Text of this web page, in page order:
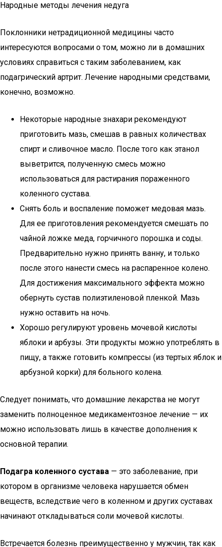
Народные методы лечения недуга
Поклонники нетрадиционной медицины часто
интересуются вопросами о том, можно ли в домашних
условиях справиться с таким заболеванием, как
подагрический артрит. Лечение народными средствами,
конечно, возможно.
Некоторые народные знахари рекомендуют
приготовить мазь, смешав в равных количествах
спирт и сливочное масло. После того как этанол
выветрится, полученную смесь можно
использоваться для растирания пораженного
коленного сустава.
Снять боль и воспаление поможет медовая мазь.
Для ее приготовления рекомендуется смешать по
чайной ложке меда, горчичного порошка и соды.
Предварительно нужно принять ванну, и только
после этого нанести смесь на распаренное колено.
Для достижения максимального эффекта можно
обернуть сустав полиэтиленовой пленкой. Мазь
нужно оставить на ночь.
Хорошо регулируют уровень мочевой кислоты
яблоки и арбузы. Эти продукты можно употреблять в
пищу, а также готовить компрессы (из тертых яблок и
арбузной корки) для больного колена.
Следует понимать, что домашние лекарства не могут
заменить полноценное медикаментозное лечение — их
можно использовать лишь в качестве дополнения к
основной терапии.
Подагра коленного сустава — это заболевание, при
котором в организме человека нарушается обмен
веществ, вследствие чего в коленном и других суставах
начинают откладываться соли мочевой кислоты.
Встречается болезнь преимущественно у мужчин, так как